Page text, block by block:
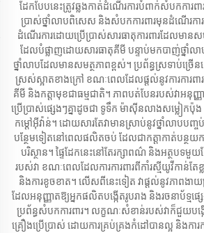
ដែកបែបនេះត្រូវឆ្លងកាត់ដំណើរការបំពាក់សំបកការព
ប្រាស់ថ្នាំលាបពិសេស និងសំបកការពារមុនដំណើរកា
ដំណើរការដោយប្រើប្រាស់សារធាតុការពារដែលមានស
ដែលបំផ្លាញដោយសារធាតុគីមី បន្ទាប់មកបាញ់ថ្នាំ
ថ្នាំលាបដែលមានសមត្ថភាពខ្ពស់។ ប្រព័ន្ធស្រទាប់ច្រើ
ស្រស់ស្អាតខាងក្រៅ ខណៈពេលដែលផ្តល់នូវការការពារ
គីមី និងកត្តាមុខជាធម្មជាតិ។ ភាពបត់បែនរបស់វាអនុញ្ញា
ប្រើប្រាស់ផ្សេងៗគ្នាដូចជា ទូទឹក ម៉ាសុីនលាងសម្លៀក
កម្តៅអ៊ីវ៉ាន់។ ដោយសារតែវាមានស្រាប់នូវថ្នាំលាបបញ្ចប់
បន្ថែមទៀតនៅពេលផលិតចប់ ដែលជាកត្តាកាត់បន្
បរិស្ថាន។ ផ្ទៃដែកនេះនៅតែរក្សាពណ៌ និងអត្ថបទមួ
របស់វា ខណៈពេលដែលការការពារពីកាំរស្មីយូវីកាន់តែ
និងការខូចខាត។ លើសពីនេះទៀត វាផ្តល់នូវភាពងា
ដែលអនុញ្ញាតឱ្យអ្នកផលិតបង្កើតរូបរាង និងរចនាប័ទ្ម
ប្រព័ន្ធសំបកការពារ។ លក្ខណៈសំខាន់របស់វាក៏ជួយបង្
គ្រឿងប្រើប្រាស់ ដោយការគ្រប់គ្រងកំដៅបានល្អ និងកា